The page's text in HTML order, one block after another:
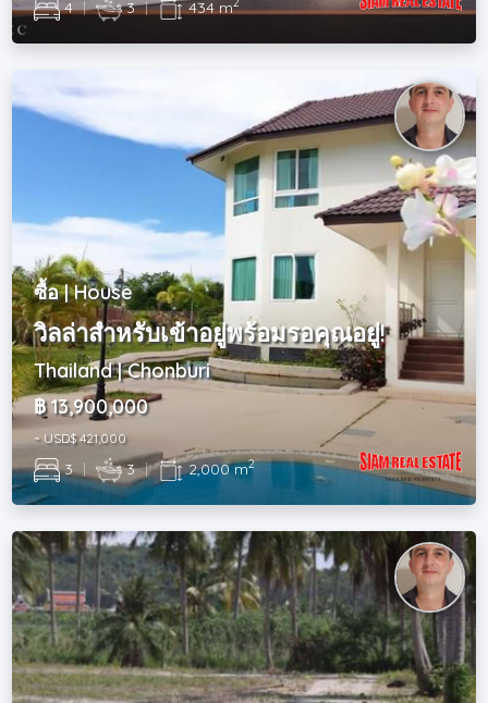
4 | 3 | 434 m
ซื้อ | House
วิลล่าสำหรับเข้าอยู่พร้อมรอคุณอยู่!
Thailand | Chonburi
฿ 13,900,000
~ USD$ 421,000
3 | 3 | 2,000 m2